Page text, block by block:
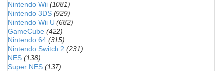
Nintendo Wii (1081)
Nintendo 3DS (929)
Nintendo Wii U (682)
GameCube (422)
Nintendo 64 (315)
Nintendo Switch 2 (231)
NES (138)
Super NES (137)